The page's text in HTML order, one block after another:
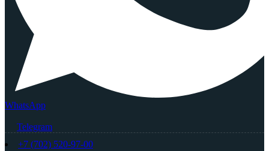
WhatsApp
Telegram
+7 (702) 520-97-00